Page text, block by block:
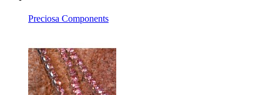
Preciosa Components